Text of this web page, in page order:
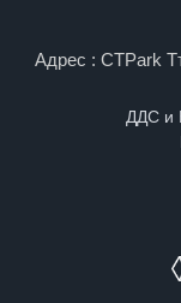
Адрес : CTPark
ДДС и